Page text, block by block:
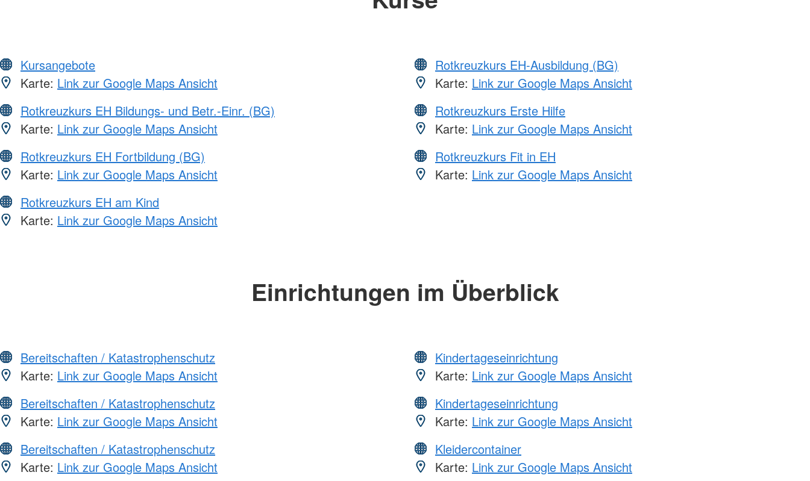
Kursangebote
Karte: Link zur Google Maps Ansicht
Rotkreuzkurs EH Bildungs- und Betr.-Einr. (BG)
Karte: Link zur Google Maps Ansicht
Rotkreuzkurs EH Fortbildung (BG)
Karte: Link zur Google Maps Ansicht
Rotkreuzkurs EH am Kind
Karte: Link zur Google Maps Ansicht
Rotkreuzkurs EH-Ausbildung (BG)
Karte: Link zur Google Maps Ansicht
Rotkreuzkurs Erste Hilfe
Karte: Link zur Google Maps Ansicht
Rotkreuzkurs Fit in EH
Karte: Link zur Google Maps Ansicht
Einrichtungen im Überblick
Bereitschaften / Katastrophenschutz
Karte: Link zur Google Maps Ansicht
Bereitschaften / Katastrophenschutz
Karte: Link zur Google Maps Ansicht
Bereitschaften / Katastrophenschutz
Karte: Link zur Google Maps Ansicht
Kindertageseinrichtung
Karte: Link zur Google Maps Ansicht
Kindertageseinrichtung
Karte: Link zur Google Maps Ansicht
Kleidercontainer
Karte: Link zur Google Maps Ansicht